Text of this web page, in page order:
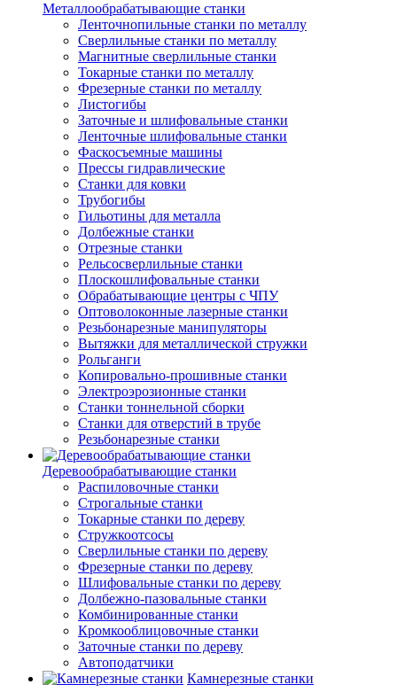
Металлообрабатывающие станки
Ленточнопильные станки по металлу
Сверлильные станки по металлу
Магнитные сверлильные станки
Токарные станки по металлу
Фрезерные станки по металлу
Листогибы
Заточные и шлифовальные станки
Ленточные шлифовальные станки
Фаскосъемные машины
Прессы гидравлические
Станки для ковки
Трубогибы
Гильотины для металла
Долбежные станки
Отрезные станки
Рельсосверлильные станки
Плоскошлифовальные станки
Обрабатывающие центры с ЧПУ
Оптоволоконные лазерные станки
Резьбонарезные манипуляторы
Вытяжки для металлической стружки
Рольганги
Копировально-прошивные станки
Электроэрозионные станки
Станки тоннельной сборки
Станки для отверстий в трубе
Резьбонарезные станки
Деревообрабатывающие станки
Распиловочные станки
Строгальные станки
Токарные станки по дереву
Стружкоотсосы
Сверлильные станки по дереву
Фрезерные станки по дереву
Шлифовальные станки по дереву
Долбежно-пазовальные станки
Комбинированные станки
Кромкооблицовочные станки
Заточные станки по дереву
Автоподатчики
Камнерезные станки